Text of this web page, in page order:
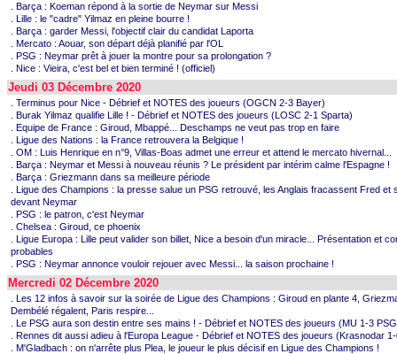
. Barça : Koeman répond à la sortie de Neymar sur Messi
. Lille : le "cadre" Yilmaz en pleine bourre !
. Barça : garder Messi, l'objectif clair du candidat Laporta
. Mercato : Aouar, son départ déjà planifié par l'OL
. PSG : Neymar prêt à jouer la montre pour sa prolongation ?
. Nice : Vieira, c'est bel et bien terminé ! (officiel)
Jeudi 03 Décembre 2020
. Terminus pour Nice - Débrief et NOTES des joueurs (OGCN 2-3 Bayer)
. Burak Yilmaz qualifie Lille ! - Débrief et NOTES des joueurs (LOSC 2-1 Sparta)
. Equipe de France : Giroud, Mbappé... Deschamps ne veut pas trop en faire
. Ligue des Nations : la France retrouvera la Belgique !
. OM : Luis Henrique en n°9, Villas-Boas admet une erreur et attend le mercato hivernal...
. Barça : Neymar et Messi à nouveau réunis ? Le président par intérim calme l'Espagne !
. Barça : Griezmann dans sa meilleure période
. Ligue des Champions : la presse salue un PSG retrouvé, les Anglais fracassent Fred et
devant Neymar
. PSG : le patron, c'est Neymar
. Chelsea : Giroud, ce phoenix
. Ligue Europa : Lille peut valider son billet, Nice a besoin d'un miracle... Présentation et
probables
. PSG : Neymar annonce vouloir rejouer avec Messi... la saison prochaine !
Mercredi 02 Décembre 2020
. Les 12 infos à savoir sur la soirée de Ligue des Champions : Giroud en plante 4,
Dembélé régalent, Paris respire...
. Le PSG aura son destin entre ses mains ! - Débrief et NOTES des joueurs (MU 1-3
. Rennes dit aussi adieu à l'Europa League - Débrief et NOTES des joueurs (Krasnodar
. M'Gladbach : on n'arrête plus Plea, le joueur le plus décisif en Ligue des Champions !